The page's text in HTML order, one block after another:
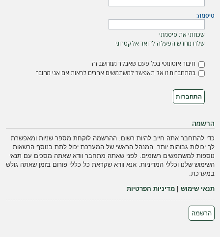
ה
סיסמה:
שכחתי את סיסמתי
שלח מחדש הפעלה לדואר אלקטרוני
חיבור אוטומטי בכל פעם שאבקר ממחשב זה
בהתחברות זו אל תאפשר למשתמשים אחרים לראות אם אני מחובר
הרשמה
כדי להתחבר אתה חייב להיות רשום. ההרשמה לוקחת מספר שניות ומאפשרת
לך יכולות גבוהות יותר. המנהל הראשי של המערכת יכול לתת בנוסף הרשאות
נוספות למשתמשים רשומים. לפני שאתה מתחבר וודא שאתה מסכים עם תנאי
השימוש שלנו וכללי המדיניות. אנא וודא שקראת כל כללי פורום בזמן שאתה גולש
במערכת.
תנאי שימוש |מדיניות הפרטיות
הרשמה